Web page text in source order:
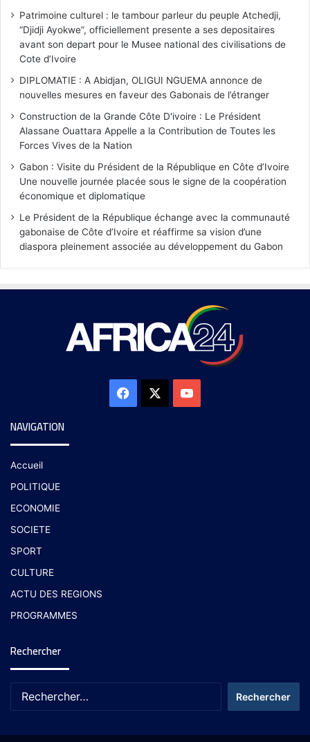
Patrimoine culturel : le tambour parleur du peuple Atchedji,
“Djidji Ayokwe”, officiellement presente a ses depositaires
avant son depart pour le Musee national des civilisations de
Cote d’Ivoire
DIPLOMATIE : A Abidjan, OLIGUI NGUEMA annonce de
nouvelles mesures en faveur des Gabonais de l’étranger
Construction de la Grande Côte D'ivoire : Le Président
Alassane Ouattara Appelle a la Contribution de Toutes les
Forces Vives de la Nation
Gabon : Visite du Président de la République en Côte d’Ivoire
Une nouvelle journée placée sous le signe de la coopération
économique et diplomatique
Le Président de la République échange avec la communauté
gabonaise de Côte d’Ivoire et réaffirme sa vision d’une
diaspora pleinement associée au développement du Gabon
NAVIGATION
Accueil
POLITIQUE
ECONOMIE
SOCIETE
SPORT
CULTURE
ACTU DES REGIONS
PROGRAMMES
Rechercher